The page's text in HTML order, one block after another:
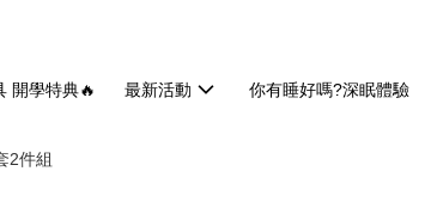
開學特典🔥 最新活動 你有睡好嗎?深眠體驗
2件組